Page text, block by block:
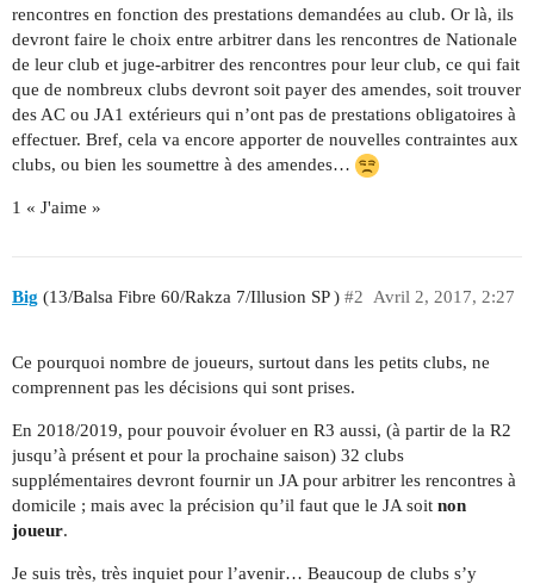
rencontres en fonction des prestations demandées au club. Or là, ils
devront faire le choix entre arbitrer dans les rencontres de Nationale
de leur club et juge-arbitrer des rencontres pour leur club, ce qui fait
que de nombreux clubs devront soit payer des amendes, soit trouver
des AC ou JA1 extérieurs qui n’ont pas de prestations obligatoires à
effectuer. Bref, cela va encore apporter de nouvelles contraintes aux
clubs, ou bien les soumettre à des amendes…
1 « J'aime »
Big (13/Balsa Fibre 60/Rakza 7/Illusion SP ) Avril 2, 2017, 2:27
#2
Ce pourquoi nombre de joueurs, surtout dans les petits clubs, ne
comprennent pas les décisions qui sont prises.
En 2018/2019, pour pouvoir évoluer en R3 aussi, (à partir de la R2
jusqu’à présent et pour la prochaine saison) 32 clubs
supplémentaires devront fournir un JA pour arbitrer les rencontres à
domicile ; mais avec la précision qu’il faut que le JA soit non
joueur.
Je suis très, très inquiet pour l’avenir… Beaucoup de clubs s’y